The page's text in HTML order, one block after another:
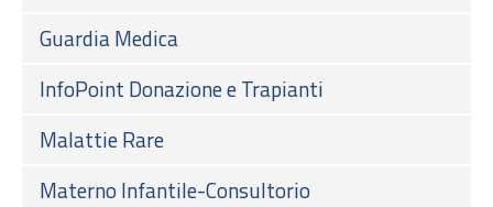
Guardia Medica
InfoPoint Donazione e Trapianti
Malattie Rare
Materno Infantile-Consultorio